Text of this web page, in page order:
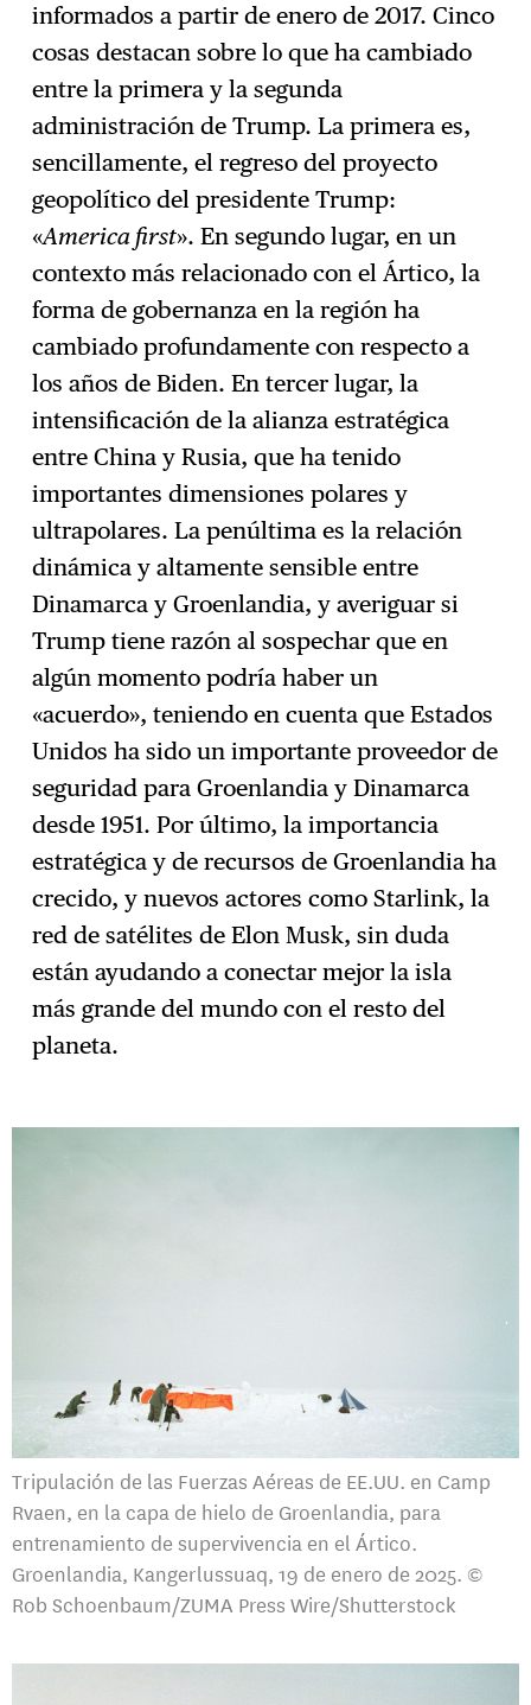
informados a partir de enero de 2017. Cinco
cosas destacan sobre lo que ha cambiado
entre la primera y la segunda
administración de Trump. La primera es,
sencillamente, el regreso del proyecto
geopolítico del presidente Trump:
«America first». En segundo lugar, en un
contexto más relacionado con el Ártico, la
forma de gobernanza en la región ha
cambiado profundamente con respecto a
los años de Biden. En tercer lugar, la
intensificación de la alianza estratégica
entre China y Rusia, que ha tenido
importantes dimensiones polares y
ultrapolares. La penúltima es la relación
dinámica y altamente sensible entre
Dinamarca y Groenlandia, y averiguar si
Trump tiene razón al sospechar que en
algún momento podría haber un
«acuerdo», teniendo en cuenta que Estados
Unidos ha sido un importante proveedor de
seguridad para Groenlandia y Dinamarca
desde 1951. Por último, la importancia
estratégica y de recursos de Groenlandia ha
crecido, y nuevos actores como Starlink, la
red de satélites de Elon Musk, sin duda
están ayudando a conectar mejor la isla
más grande del mundo con el resto del
planeta.
Tripulación de las Fuerzas Aéreas de EE.UU. en Camp
Rvaen, en la capa de hielo de Groenlandia, para
entrenamiento de supervivencia en el Ártico.
Groenlandia, Kangerlussuaq, 19 de enero de 2025. ©
Rob Schoenbaum/ZUMA Press Wire/Shutterstock